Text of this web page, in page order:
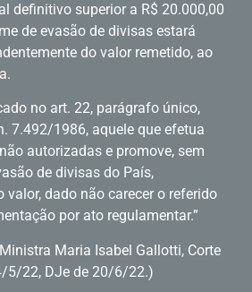
definitivo superior a R$ 20.000,00
de evasão de divisas estará
do valor remetido, ao
no art. 22, parágrafo único,
7.492/1986, aquele que efetua
autorizadas e promove, sem
de divisas do País,
valor, dado não carecer o referido
por ato regulamentar.”
Maria Isabel Gallotti, Corte
5/22, DJe de 20/6/22.)